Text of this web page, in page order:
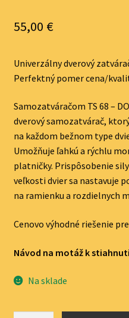
55,00 €
Univerzálny dverový
Perfektný pomer cena/
Samozatváračom TS 68 –
dverový samozatvárač,
na každom bežnom type
Umožňuje ľahkú a rýchlu
platničky. Prispôsobenie
veľkosti dvier sa nastavuje
na ramienku a rozdielnych
Cenovo výhodné riešenie
Návod na motáž k
Na sklade